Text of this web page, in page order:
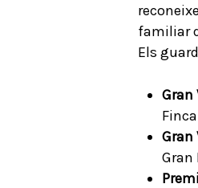
familiar
Els
Gran
Gran
Gran